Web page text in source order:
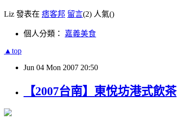
Liz 發表在 痞客邦 留言(2) 人氣()
個人分類： 嘉義美食
▲top
Jun 04 Mon 2007 20:50
【2007台南】東悅坊港式飲茶